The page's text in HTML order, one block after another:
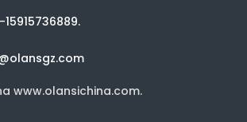
www.olansichina.com.